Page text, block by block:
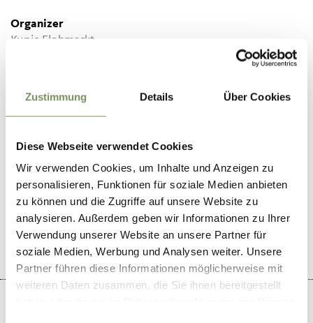
Zustimmung Details Über Cookies
Diese Webseite verwendet Cookies
Wir verwenden Cookies, um Inhalte und Anzeigen zu
personalisieren, Funktionen für soziale Medien anbieten
zu können und die Zugriffe auf unsere Website zu
analysieren. Außerdem geben wir Informationen zu Ihrer
Verwendung unserer Website an unsere Partner für
soziale Medien, Werbung und Analysen weiter. Unsere
Partner führen diese Informationen möglicherweise mit
weiteren Daten zusammen, die Sie ihnen bereitgestellt
Organizer
Kunis Flohmarkt
DID YOU FIND THIS CONTENT HELPFUL?
YES